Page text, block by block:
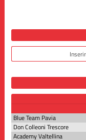
Blue Team Pavia
Don Colleoni Trescore
Academy Valtellina